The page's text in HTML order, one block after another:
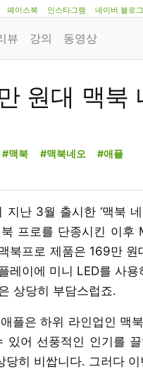
페이스북 인스타그램 네이버 블로그
뷰 강의 동영상
원대 맥북
#맥북 #맥북네오 #애플
난 3월 출시한 ‘맥북
프로를 단종시킨 이후
북프로 제품은 169만
레이에 미니 LED를 사
상당히 부담스럽죠.
플은 하위 라인업인 맥
있어 선풍적인 인기를
당히 비쌉니다. 그러다